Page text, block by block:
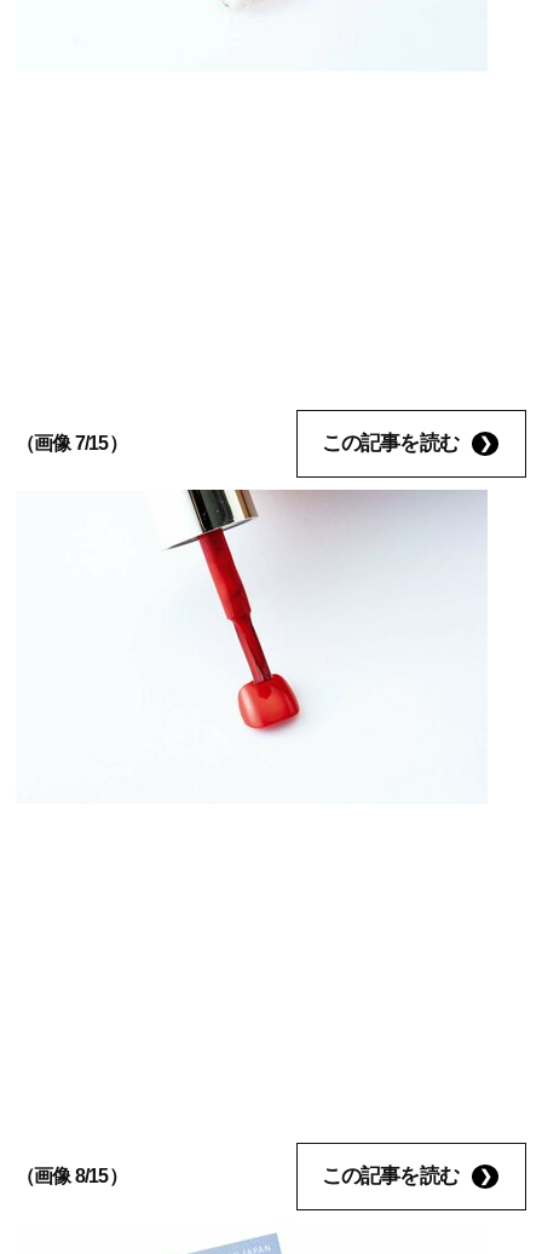
（画像 7/15） この記事を読む
（画像 8/15） この記事を読む